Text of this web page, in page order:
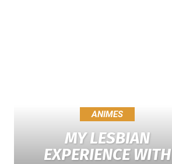
ANIMES
MY LESBIAN
EXPERIENCE WITH